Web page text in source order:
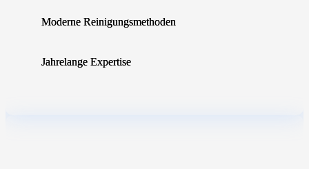
Moderne Reinigungsmethoden
Jahrelange Expertise